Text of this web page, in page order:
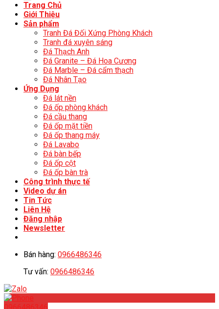
Trang Chủ
Giới Thiệu
Sản phẩm
Tranh Đá Đối Xứng Phòng Khách
Tranh đá xuyên sáng
Đá Thạch Anh
Đá Granite – Đá Hoa Cương
Đá Marble – Đá cẩm thạch
Đá Nhân Tạo
Ứng Dụng
Đá lát nền
Đá ốp phòng khách
Đá cầu thang
Đá ốp mặt tiền
Đá ốp thang máy
Đá Lavabo
Đá bàn bếp
Đá ốp cột
Đá ốp bàn trà
Công trình thực tế
Video dự án
Tin Tức
Liên Hệ
Đăng nhập
Newsletter
Bán hàng: 0966486346
Tư vấn: 0966486346